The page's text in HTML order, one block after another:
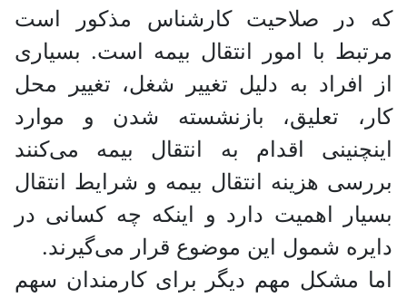
که در صلاحیت کارشناس مذکور است
مرتبط با امور انتقال بیمه است. بسیاری
از افراد به دلیل تغییر شغل، تغییر محل
کار، تعلیق، بازنشسته شدن و موارد
اینچنینی اقدام به انتقال بیمه می‌کنند
بررسی هزینه انتقال بیمه و شرایط انتقال
بسیار اهمیت دارد و اینکه چه کسانی در
دایره شمول این موضوع قرار می‌گیرند.
اما مشکل مهم دیگر برای کارمندان سهم